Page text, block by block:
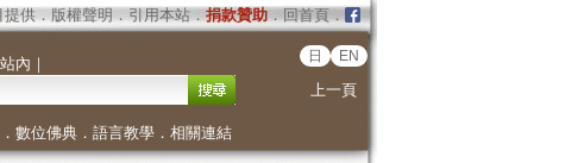
提供． 版權聲明 ． 引用本站． 捐款贊助．回首頁．
站內 ｜ 日 EN
上一頁
． 數位佛典． 語言教學． 相關連結